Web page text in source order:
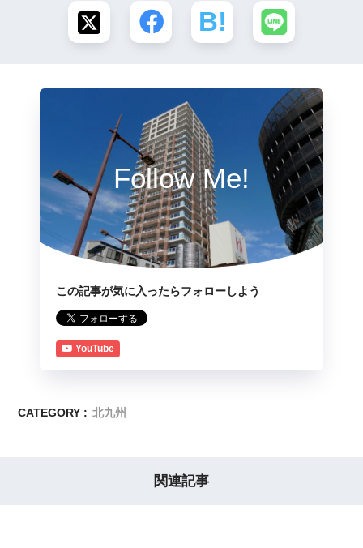
Follow Me!
この記事が気に入ったらフォローしよう
YouTube
CATEGORY : 北九州
関連記事